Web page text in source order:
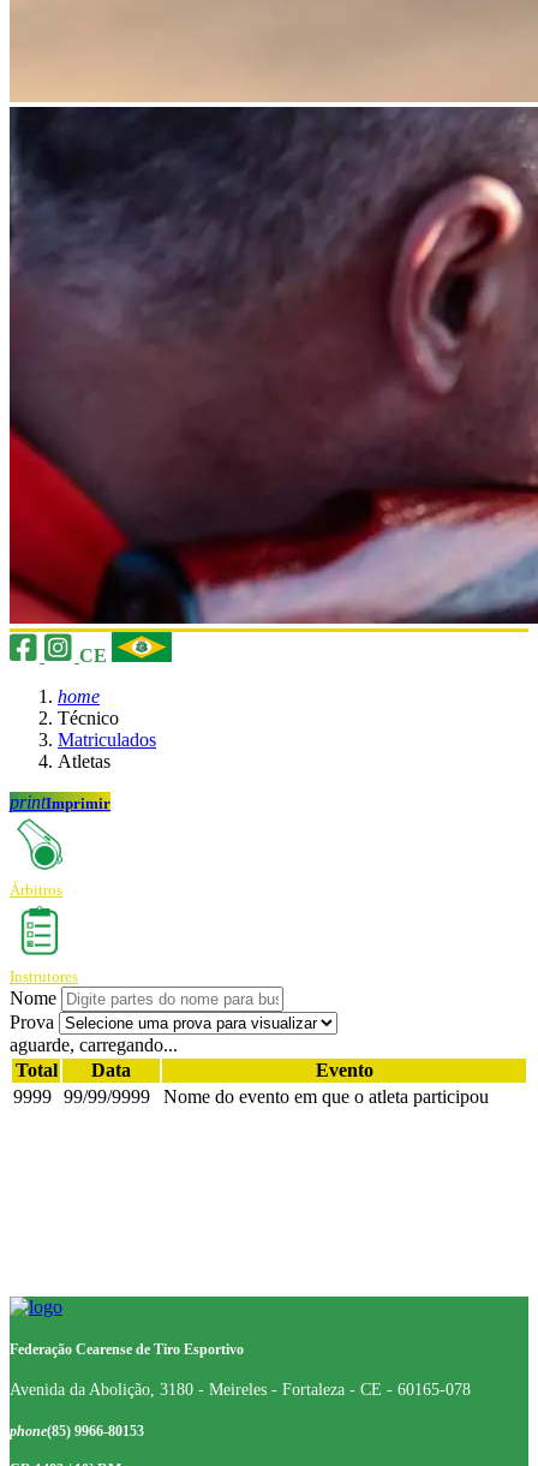
CE
home
Técnico
Matriculados
Atletas
printImprimir
Árbitros
Instrutores
Nome
Prova
aguarde, carregando...
Total
Data
Evento
9999 99/99/9999 Nome do evento em que o atleta participou
Federação Cearense de Tiro Esportivo
Avenida da Abolição, 3180 - Meireles - Fortaleza - CE - 60165-078
phone(85) 9966-80153